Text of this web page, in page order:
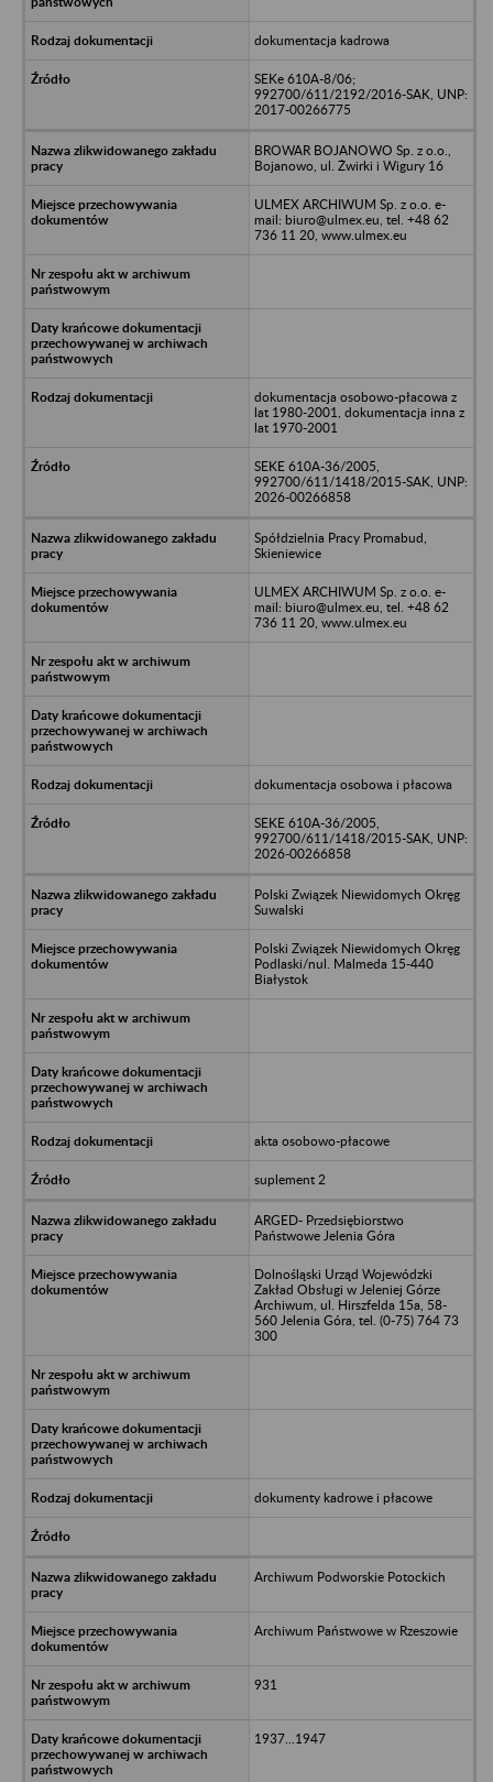
dokumentacja kadrowa
SEKe 610A-8/06;
992700/611/2192/2016-SAK, UNP:
2017-00266775
BROWAR BOJANOWO Sp. z o.o.,
Bojanowo, ul. Żwirki i Wigury 16
ULMEX ARCHIWUM Sp. z o.o. e-
mail: biuro@ulmex.eu, tel. +48 62
736 11 20, www.ulmex.eu
dokumentacja osobowo-płacowa z
lat 1980-2001, dokumentacja inna z
lat 1970-2001
SEKE 610A-36/2005,
992700/611/1418/2015-SAK, UNP:
2026-00266858
Spółdzielnia Pracy Promabud,
Skieniewice
ULMEX ARCHIWUM Sp. z o.o. e-
mail: biuro@ulmex.eu, tel. +48 62
736 11 20, www.ulmex.eu
dokumentacja osobowa i płacowa
SEKE 610A-36/2005,
992700/611/1418/2015-SAK, UNP:
2026-00266858
Polski Związek Niewidomych Okręg
Suwalski
Polski Związek Niewidomych Okręg
Podlaski/nul. Malmeda 15-440
Białystok
akta osobowo-płacowe
suplement 2
ARGED- Przedsiębiorstwo
Państwowe Jelenia Góra
Dolnośląski Urząd Wojewódzki
Zakład Obsługi w Jeleniej Górze
Archiwum, ul. Hirszfelda 15a, 58-
560 Jelenia Góra, tel. (0-75) 764 73
300
dokumenty kadrowe i płacowe
Archiwum Podworskie Potockich
Archiwum Państwowe w Rzeszowie
931
1937...1947